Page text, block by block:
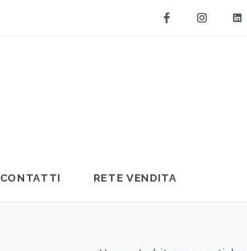
Facebook
CONTATTI RETE VENDITA